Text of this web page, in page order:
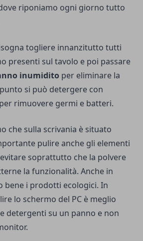
riponiamo ogni giorno tutto
togliere innanzitutto tutti
presenti sul tavolo e poi passare
inumidito per eliminare la
si può detergere con
rimuovere germi e batteri.
che sulla scrivania è situato
pulire anche gli elementi
soprattutto che la polvere
la funzionalità. Anche in
bene i prodotti ecologici. In
lo schermo del PC è meglio
detergenti su un panno e non